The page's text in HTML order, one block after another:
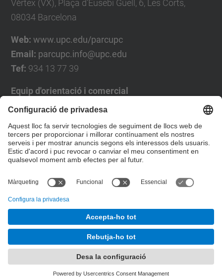
Vèrtex (VX), Plaça d'Eusebi Güell, 6, Les Corts,
08034 Barcelona
Web: www.upc.edu/parcupc
Email: parcupc.info@upc.edu
Tef: 934 13 77 39
Equip d'orientació i comercial
José Luís Grande
Tel. 93 4137194
jose.luis.grande@upc.edu
Formulari de contacte
Desenvolupat amb